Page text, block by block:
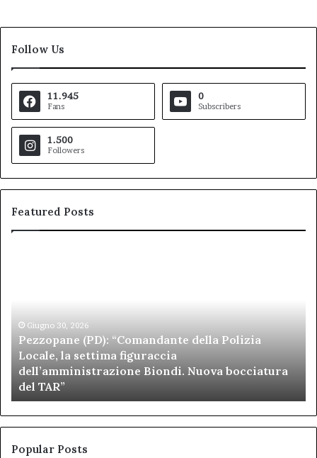
Follow Us
11.945
Fans
0
Subscribers
1.500
Followers
Featured Posts
Locale,
settima
figuraccia
dell’amministrazione
Biondi.
Nuova
bocciatura
del
Giugno 30, 2026
Pezzopane (PD): “Comandante della Polizia
Locale, la settima figuraccia
dell’amministrazione Biondi. Nuova bocciatura
del TAR”
ai
Popular Posts